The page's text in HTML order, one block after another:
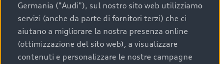
La qualità di acquistare
un’auto usata Audi
Germania ("Audi"), sul nostro sito web utilizziamo
servizi (anche da parte di fornitori terzi) che ci
aiutano a migliorare la nostra presenza online
(ottimizzazione del sito web), a visualizzare
contenuti e personalizzare le nostre campagne